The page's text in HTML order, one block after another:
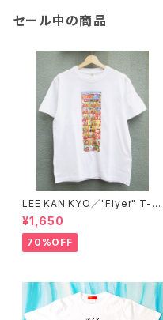
セール中の商品
LEE KAN KYO／"Flyer" T-s
hirt
¥1,650
70%OFF